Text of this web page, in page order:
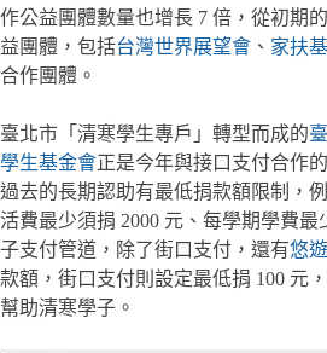
作公益團體數量也增長 7 倍，從初期
益團體，包括台灣世界展望會 、 家扶
合作團體。
臺北市「清寒學生專戶」轉型而成的
學生基金會正是今年與接口支付合作
過去的長期認助有最低捐款額限制，
活費最少須捐 2000 元、每學期學費最
子支付管道，除了街口支付，還有悠
款額，街口支付則設定最低捐 100 元
幫助清寒學子。